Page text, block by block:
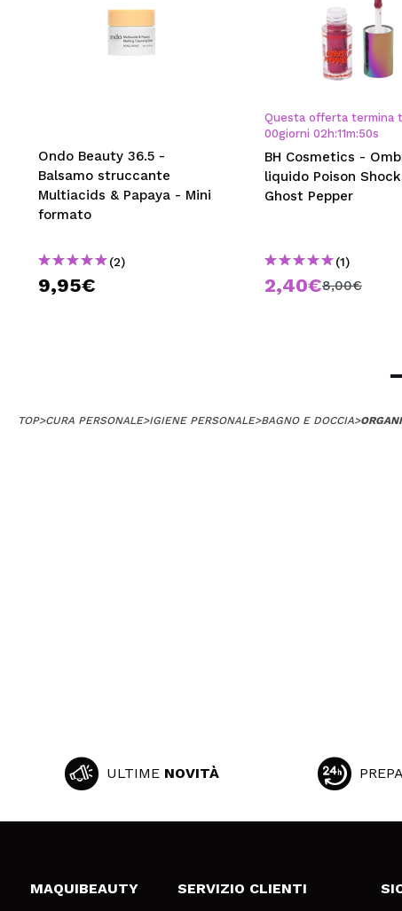
Ondo Beauty 36.5 -
Balsamo struccante
Multiacids & Papaya - Mini
formato
(2)
9,95€
Questa offerta termina
00giorni 02 h:11m:49s
BH Cosmetics -
liquido Poison
Ghost Pepper
(1)
2,40€8,00€
TOP>CURA PERSONALE>IGIENE PERSONALE>BAGNO E DOCCIA>
ULTIME NOVITÀ
MAQUIBEAUTY SERVIZIO CLIENTI